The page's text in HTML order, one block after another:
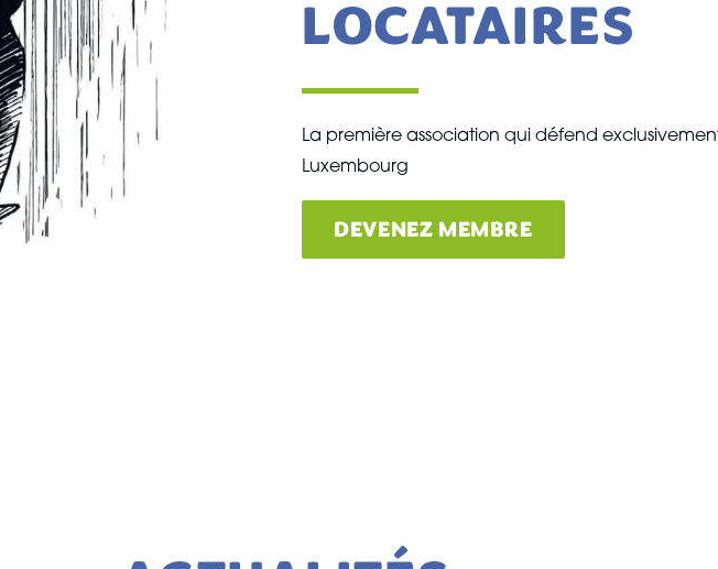
LOCATAIRES
La première association qui défend
Luxembourg
DEVENEZ MEMBRE